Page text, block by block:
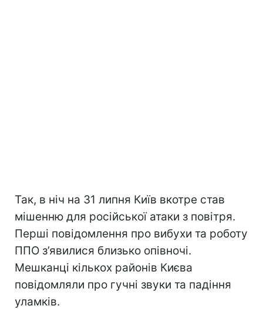
Так, в ніч на 31 липня Київ вкотре став
мішенню для російської атаки з повітря.
Перші повідомлення про вибухи та роботу
ППО з’явилися близько опівночі.
Мешканці кількох районів Києва
повідомляли про гучні звуки та падіння
уламків.